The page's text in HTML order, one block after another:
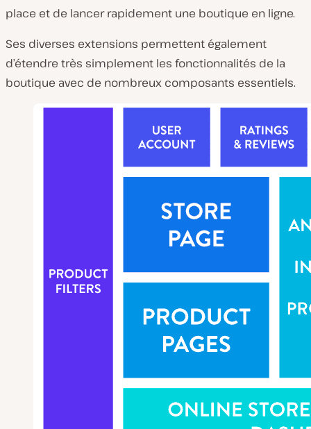
place et de lancer rapidement une boutique en ligne.
Ses diverses extensions permettent également
d’étendre très simplement les fonctionnalités de la
boutique avec de nombreux composants essentiels.